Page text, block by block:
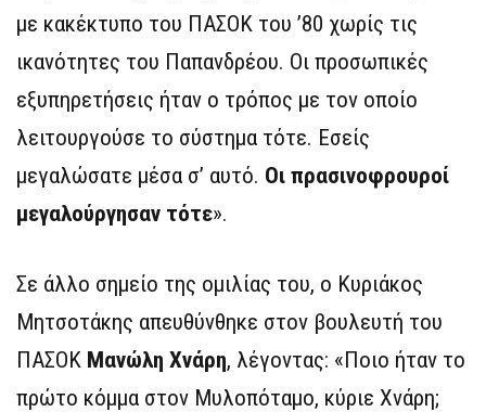
με κακέκτυπο του ΠΑΣΟΚ του ’80 χωρίς τις
ικανότητες του Παπανδρέου. Οι προσωπικές
εξυπηρετήσεις ήταν ο τρόπος με τον οποίο
λειτουργούσε το σύστημα τότε. Εσείς
μεγαλώσατε μέσα σ’ αυτό. Οι πρασινοφρουροί
μεγαλούργησαν τότε».
Σε άλλο σημείο της ομιλίας του, ο Κυριάκος
Μητσοτάκης απευθύνθηκε στον βουλευτή του
ΠΑΣΟΚ Μανώλη Χνάρη, λέγοντας: «Ποιο ήταν το
πρώτο κόμμα στον Μυλοπόταμο, κύριε Χνάρη;